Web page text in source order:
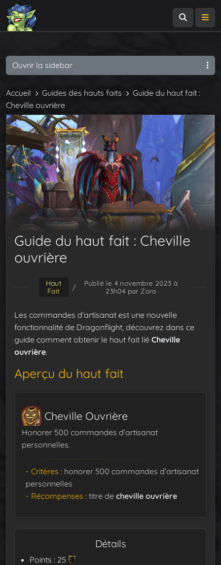
Accueil Guides des hauts faits
Guide du haut fait :
Cheville ouvrière
Guide du haut fait : Cheville
ouvrière
Haut
Fait
/
Publié le 4 novembre 2023 à
23h04 par Zora
Les commandes d’artisanat est une nouvelle
fonctionnalité de Dragonflight, découvrez dans ce
guide comment obtenir le haut fait lié Cheville
ouvrière.
Aperçu du haut fait
Cheville Ouvrière
Honorer 500 commandes d’artisanat
personnelles.
Critères : honorer 500 commandes d’artisanat
personnelles
Récompenses : titre de cheville ouvrière
Détails
Points : 25
Ouvrir la sidebar